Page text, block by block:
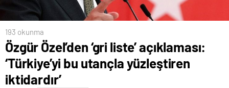
193 okunma
Özgür Özel’den ‘gri liste’ açıklaması:
‘Türkiye’yi bu utançla yüzleştiren
iktidardır’